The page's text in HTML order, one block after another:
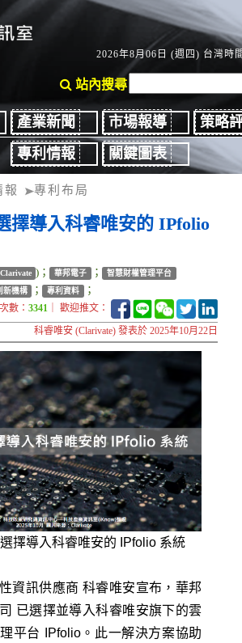
2026年8月06日 (週四) 台灣時
站內搜尋
產業新聞 市場報導
策略
專利情報
關鍵圖表
報 專利布局
擇導入科睿唯安的 IPfolio
Clarivate )； 華邦電子 ； 智慧財權管理平台
新機構 ； 專利資料 ；
數：3341 ｜ 歡迎推文：
科睿唯安 (Clarivate) 發表於 2025年10月22日
擇導入科睿唯安的 IPfolio 系統
資訊供應商 科睿唯安宣布， 華邦
已選擇並導入科睿唯安旗下的雲
平台 IPfolio。此一解決方案協助